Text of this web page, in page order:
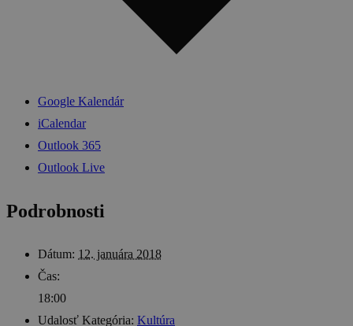
Google Kalendár
iCalendar
Outlook 365
Outlook Live
Podrobnosti
Dátum: 12. januára 2018
Čas:
18:00
Udalosť Kategória: Kultúra